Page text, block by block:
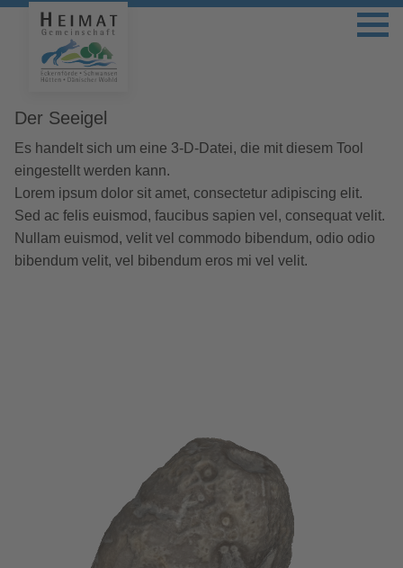
Der Seeigel
Es handelt sich um eine 3-D-Datei, die mit diesem Tool
eingestellt werden kann.
Lorem ipsum dolor sit amet, consectetur adipiscing elit.
Sed ac felis euismod, faucibus sapien vel, consequat velit.
Nullam euismod, velit vel commodo bibendum, odio odio
bibendum velit, vel bibendum eros mi vel velit.